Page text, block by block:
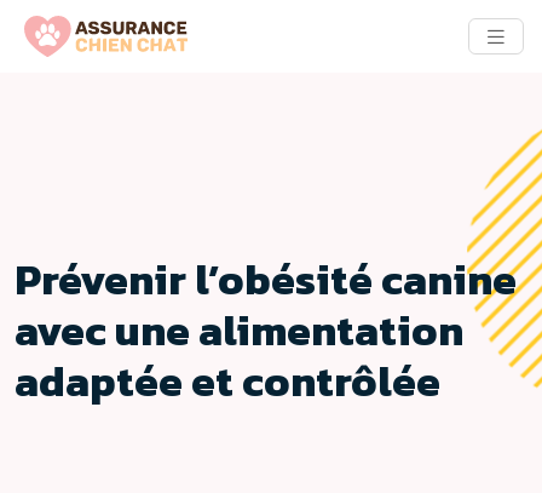
Prévenir l’obésité canine
avec une alimentation
adaptée et contrôlée